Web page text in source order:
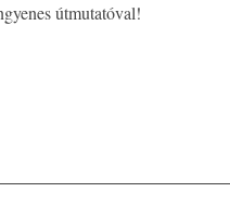
útmutatóval!